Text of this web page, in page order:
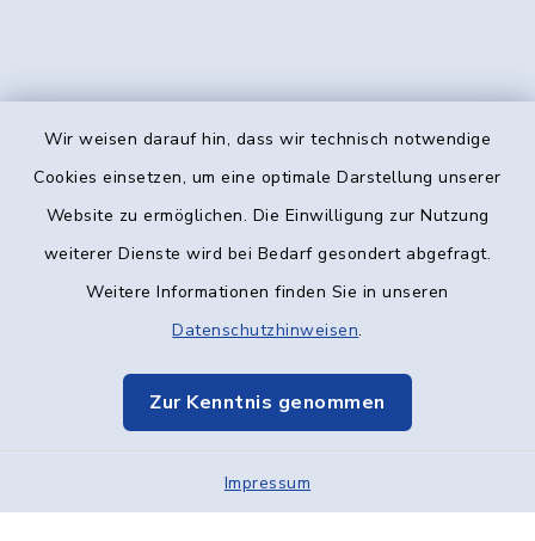
Wir weisen darauf hin, dass wir technisch notwendige
Cookies einsetzen, um eine optimale Darstellung unserer
Website zu ermöglichen. Die Einwilligung zur Nutzung
weiterer Dienste wird bei Bedarf gesondert abgefragt.
Weitere Informationen finden Sie in unseren
Datenschutzhinweisen.
Zur Kenntnis genommen
Impressum
Kontakt
Datenschutz
Elektronische Kommunikation
Sitemap